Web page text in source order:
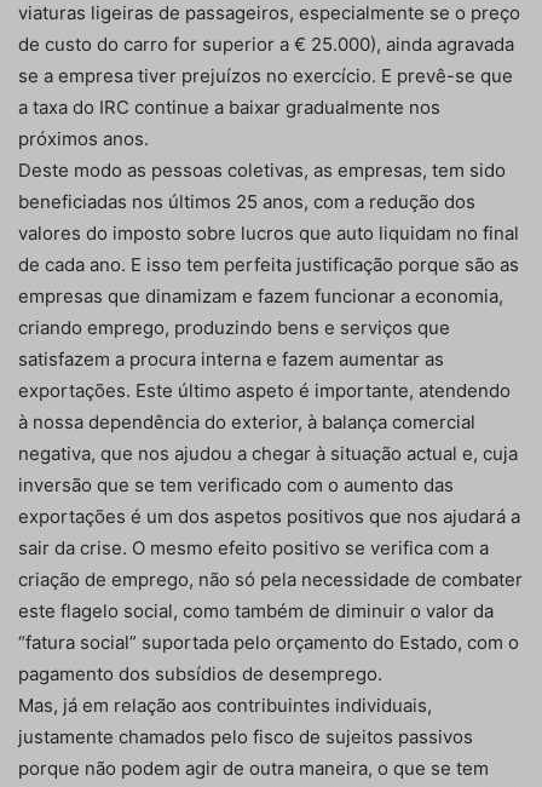
viaturas ligeiras de passageiros, especialmente se o preço
de custo do carro for superior a € 25.000), ainda agravada
se a empresa tiver prejuízos no exercício. E prevê-se que
a taxa do IRC continue a baixar gradualmente nos
próximos anos.
Deste modo as pessoas coletivas, as empresas, tem sido
beneficiadas nos últimos 25 anos, com a redução dos
valores do imposto sobre lucros que auto liquidam no final
de cada ano. E isso tem perfeita justificação porque são as
empresas que dinamizam e fazem funcionar a economia,
criando emprego, produzindo bens e serviços que
satisfazem a procura interna e fazem aumentar as
exportações. Este último aspeto é importante, atendendo
à nossa dependência do exterior, à balança comercial
negativa, que nos ajudou a chegar à situação actual e, cuja
inversão que se tem verificado com o aumento das
exportações é um dos aspetos positivos que nos ajudará a
sair da crise. O mesmo efeito positivo se verifica com a
criação de emprego, não só pela necessidade de combater
este flagelo social, como também de diminuir o valor da
“fatura social” suportada pelo orçamento do Estado, com o
pagamento dos subsídios de desemprego.
Mas, já em relação aos contribuintes individuais,
justamente chamados pelo fisco de sujeitos passivos
porque não podem agir de outra maneira, o que se tem